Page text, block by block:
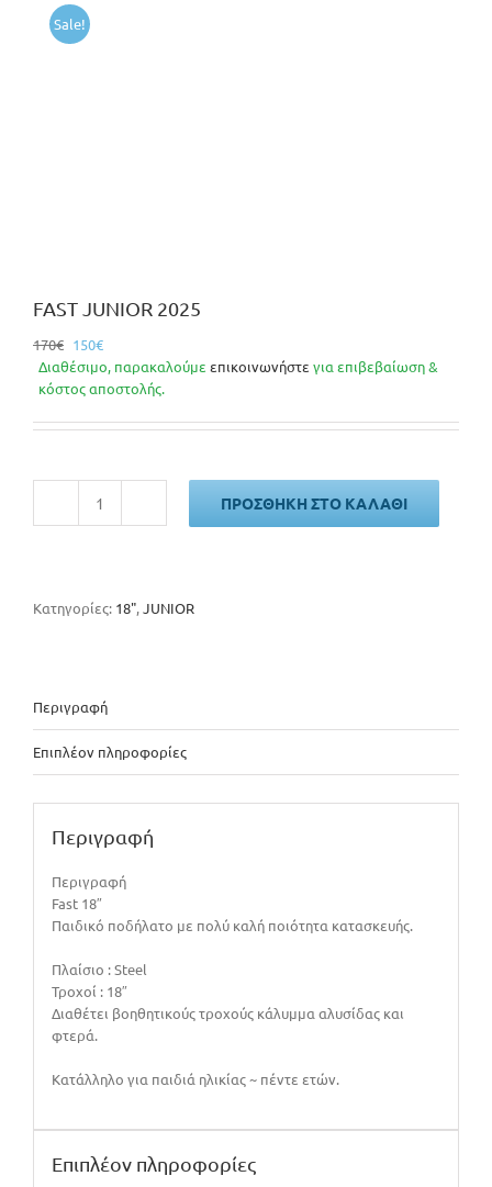
Sale!
FAST JUNIOR 2025
170€ Original
price
was:
150€Η
τρέχουσα
τιμή
150€.
Διαθέσιμο, παρακαλούμε επικοινωνήστε για επιβεβαίωση &
κόστος αποστολής.
FAST
ΠΡΟΣΘΉΚΗ ΣΤΟ ΚΑΛΆΘΙ
Κατηγορίες: 18",JUNIOR
Περιγραφή
Επιπλέον πληροφορίες
Περιγραφή
Περιγραφή
Fast 18″
Παιδικό ποδήλατο με πολύ καλή ποιότητα κατασκευής.
Πλαίσιο : Steel
Τροχοί : 18″
Διαθέτει βοηθητικούς τροχούς κάλυμμα αλυσίδας και
φτερά.
Κατάλληλο για παιδιά ηλικίας ~ πέντε ετών.
Επιπλέον πληροφορίες